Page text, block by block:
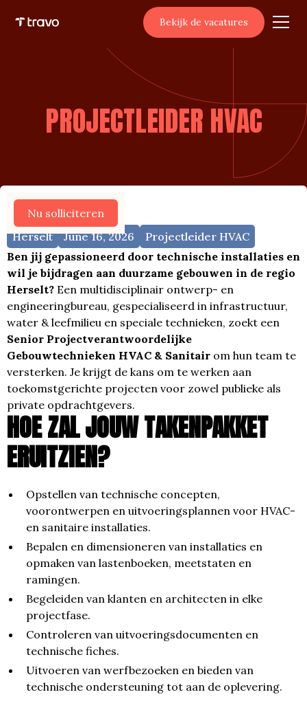
Bekijk de vacatures
PROJECTLEIDER HVAC
Meer vacatures
Herselt June 16, 2026
Projectleider HVAC
Ben jij gepassioneerd door technische installaties en
wil je bijdragen aan duurzame gebouwen in de regio
Herselt? Een multidisciplinair ontwerp- en
engineeringbureau, gespecialiseerd in infrastructuur,
water & leefmilieu en speciale technieken, zoekt een
Senior Projectverantwoordelijke
Gebouwtechnieken HVAC & Sanitair om hun team te
versterken. Je krijgt de kans om te werken aan
toekomstgerichte projecten voor zowel publieke als
private opdrachtgevers.
HOE ZAL JOUW TAKENPAKKET
ERUITZIEN?
Opstellen van technische concepten,
voorontwerpen en uitvoeringsplannen voor HVAC-
en sanitaire installaties.
Bepalen en dimensioneren van installaties en
opmaken van lastenboeken, meetstaten en
ramingen.
Begeleiden van klanten en architecten in elke
projectfase.
Controleren van uitvoeringsdocumenten en
technische fiches.
Uitvoeren van werfbezoeken en bieden van
technische ondersteuning tot aan de oplevering.
Nu solliciteren